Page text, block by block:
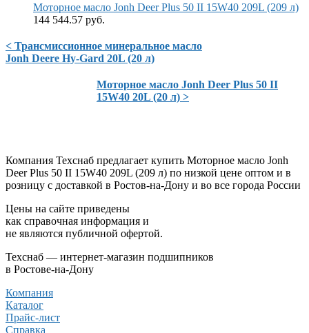
Моторное масло Jonh Deer Plus 50 II 15W40 209L (209 л)
144 544.57 руб.
< Трансмиссионное минеральное масло
Jonh Deere Hy-Gard 20L (20 л)
Моторное масло Jonh Deer Plus 50 II
15W40 20L (20 л) >
Компания Техснаб предлагает купить Моторное масло Jonh
Deer Plus 50 II 15W40 209L (209 л) по низкой цене оптом и в
розницу с доставкой в Ростов-на-Дону и во все города России
Цены на сайте приведены
как справочная информация и
не являются публичной офертой.
Техснаб — интернет-магазин подшипников
в Ростове-на-Дону
Компания
Каталог
Прайс-лист
Справка